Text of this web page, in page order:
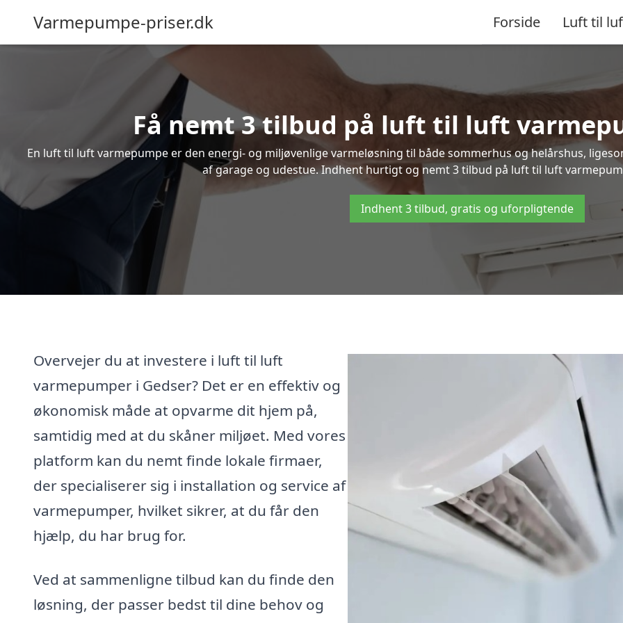
Varmepumpe-priser.dk Forside Luft til
Få nemt 3 tilbud på luft til luft
En luft til luft varmepumpe er den energi- og miljøvenlige varmeløsning til både sommerhus og helårshus,
af garage og udestue. Indhent hurtigt og nemt 3 tilbud på luft til luft
Indhent 3 tilbud, gratis og uforpligtende
Overvejer du at investere i luft til luft
varmepumper i Gedser? Det er en effektiv og
økonomisk måde at opvarme dit hjem på,
samtidig med at du skåner miljøet. Med vores
platform kan du nemt finde lokale firmaer,
der specialiserer sig i installation og service af
varmepumper, hvilket sikrer, at du får den
hjælp, du har brug for.
Ved at sammenligne tilbud kan du finde den
løsning, der passer bedst til dine behov og